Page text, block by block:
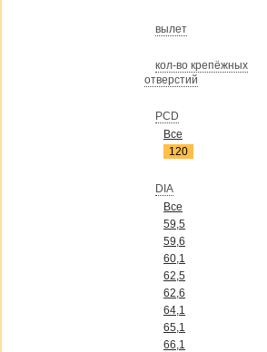
вылет
кол-во крепёжных
отверстий
PCD
Все
120
DIA
Все
59,5
59,6
60,1
62,5
62,6
64,1
65,1
66,1